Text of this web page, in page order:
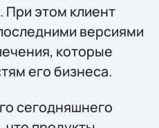
При этом клиент
версиями
которые
его бизнеса.
сегодняшнего